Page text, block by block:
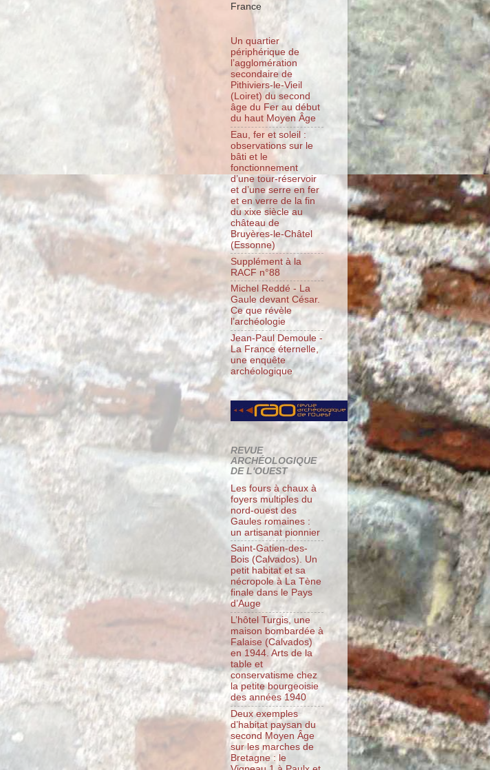
France
Un quartier
périphérique de
l’agglomération
secondaire de
Pithiviers-le-Vieil
(Loiret) du second
âge du Fer au début
du haut Moyen Âge
Eau, fer et soleil :
observations sur le
bâti et le
fonctionnement
d’une tour-réservoir
et d’une serre en fer
et en verre de la fin
du xixe siècle au
château de
Bruyères-le-Châtel
(Essonne)
Supplément à la
RACF n°88
Michel Reddé - La
Gaule devant César.
Ce que révèle
l’archéologie
Jean-Paul Demoule -
La France éternelle,
une enquête
archéologique
REVUE
ARCHÉOLOGIQUE
DE L'OUEST
Les fours à chaux à
foyers multiples du
nord-ouest des
Gaules romaines :
un artisanat pionnier
Saint-Gatien-des-
Bois (Calvados). Un
petit habitat et sa
nécropole à La Tène
finale dans le Pays
d’Auge
L’hôtel Turgis, une
maison bombardée à
Falaise (Calvados)
en 1944. Arts de la
table et
conservatisme chez
la petite bourgeoisie
des années 1940
Deux exemples
d’habitat paysan du
second Moyen Âge
sur les marches de
Bretagne : le